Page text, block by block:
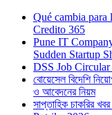
Qué cambia para
Credito 365
Pune IT
Sudden Startup
DSS Job Circular
বোয়েসেল বিদেশি
ও আবেদনের নিয়ম
সাপ্তাহিক চাকরির